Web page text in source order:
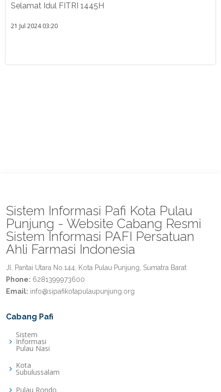
Selamat Idul FITRI 1445H
21 Jul 2024 03:20
Sistem Informasi Pafi Kota Pulau
Punjung - Website Cabang Resmi
Sistem Informasi PAFI Persatuan
Ahli Farmasi Indonesia
Jl. Pantai Utara No.144, Kota Pulau Punjung, Sumatra Barat
Phone: 6281399973600
Email: info@sipafikotapulaupunjung.org
Cabang Pafi
Sistem
Informasi
Pulau Nasi
Kota
Subulussalam
Pulau Rondo